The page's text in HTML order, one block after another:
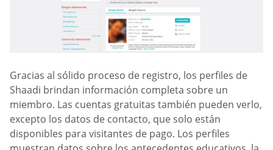
Gracias al sólido proceso de registro, los perfiles de
Shaadi brindan información completa sobre un
miembro. Las cuentas gratuitas también pueden verlo,
excepto los datos de contacto, que solo están
disponibles para visitantes de pago. Los perfiles